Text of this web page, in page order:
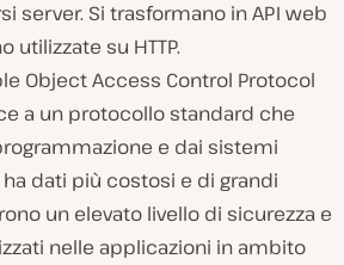
server. Si trasformano in API web
utilizzate su HTTP.
Object Access Control Protocol
a un protocollo standard che
e dai sistemi
ha dati più costosi e di grandi
un elevato livello di sicurezza e
nelle applicazioni in ambito